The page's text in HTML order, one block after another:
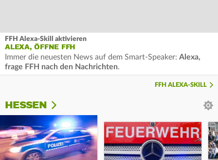
FFH Alexa-Skill aktivieren
ALEXA, ÖFFNE FFH
Immer die neuesten News auf dem Smart-Speaker: Alexa,
frage FFH nach den Nachrichten.
FFH ALEXA-SKILL
HESSEN